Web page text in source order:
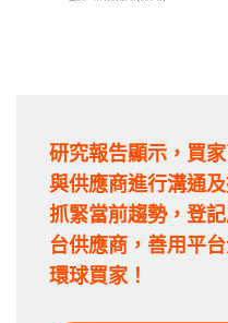
研究報告顯示，買
與供應商進行溝通
抓緊當前趨勢，登
台供應商，善用平
環球買家！